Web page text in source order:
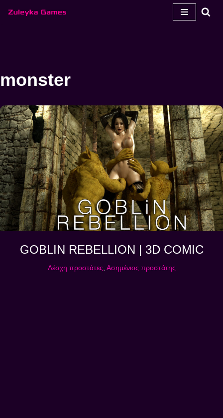
monster
GOBLIN REBELLION | 3D COMIC
Λέσχη προστάτες Ασημένιος προστάτης